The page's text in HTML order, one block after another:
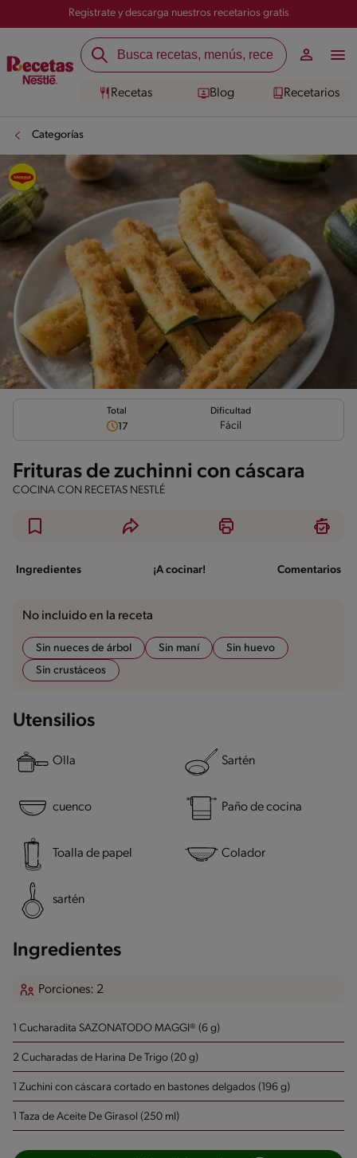
Registrate y descarga nuestros recetarios gratis
Recetas Blog Recetarios
Categorías
Total
17
Dificultad
Fácil
Frituras de zuchinni con cáscara
COCINA CON RECETAS NESTLÉ
Ingredientes ¡A cocinar! Comentarios
No incluido en la receta
Sin nueces de árbol Sin maní
Sin huevo
Sin crustáceos
Utensilios
Olla Sartén
cuenco Paño de cocina
Toalla de papel Colador
sartén
Ingredientes
Porciones: 2
1 Cucharadita SAZONATODO MAGGI® (6 g)
2 Cucharadas de Harina De Trigo (20 g)
1 Zuchini con cáscara cortado en bastones delgados (196 g)
1 Taza de Aceite De Girasol (250 ml)